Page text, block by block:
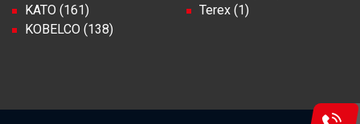
KATO (161)
KOBELCO (138)
Terex (1)